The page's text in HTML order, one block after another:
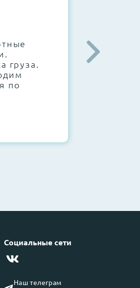
груза.
по
штате.
10000+
Социальные сети
Наш телеграм